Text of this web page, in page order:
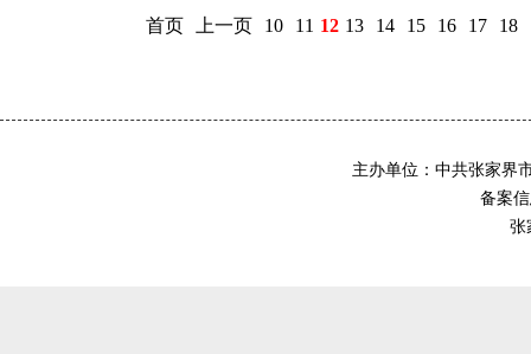
首页 上一页 10 11 12 13 14 15 16 17 18
主办单位：中共张家界
备案
张